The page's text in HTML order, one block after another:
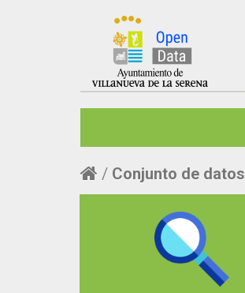
Conjunto de datos